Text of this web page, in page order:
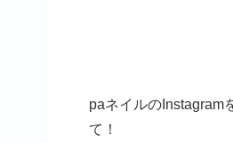
paネイルのInstagram
て！